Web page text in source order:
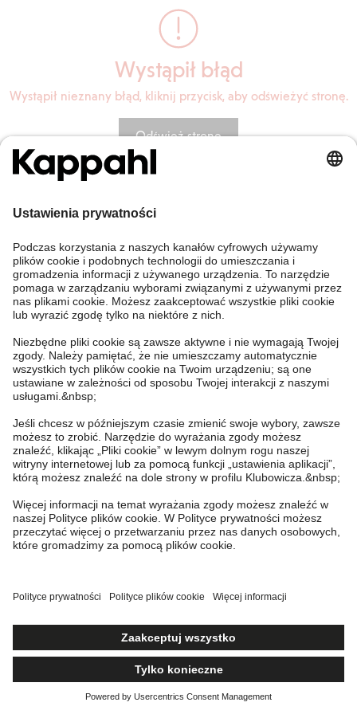
Wystąpił błąd
Wystąpił nieznany błąd, kliknij przycisk, aby odświeżyć stronę.
Odśwież stronę